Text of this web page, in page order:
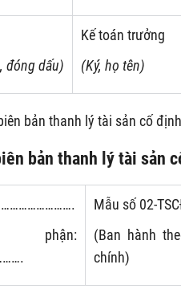
đóng dấu)
Kế toán trưởng
(Ký, họ tên)
bản thanh lý tài sản cố định
bản thanh lý tài sản
Mẫu số 02-
(Ban hành
chính)